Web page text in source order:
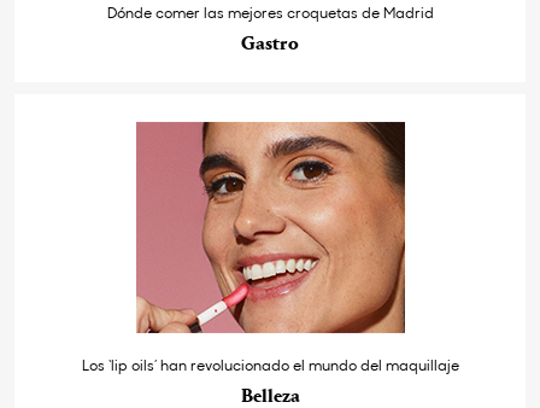
Dónde comer las mejores croquetas de Madrid
Gastro
Los ‘lip oils’ han revolucionado el mundo del maquillaje
Belleza